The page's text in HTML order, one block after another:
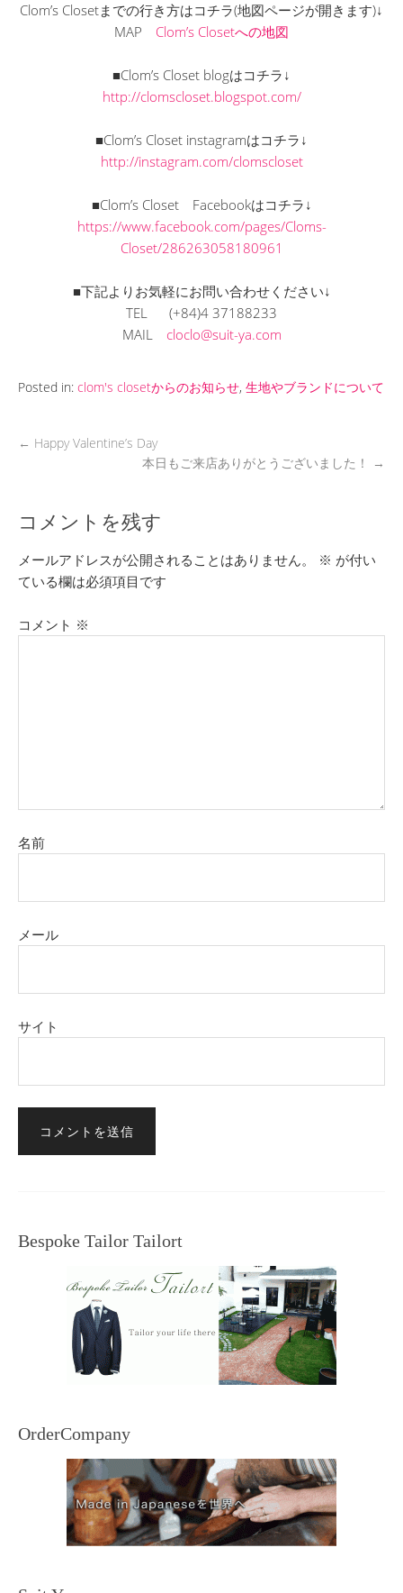
Clom’s Closetまでの行き方はコチラ(地図ページが開きます)↓
MAP Clom’s Closetへの地図
■Clom’s Closet blogはコチラ↓
http://clomscloset.blogspot.com/
■Clom’s Closet instagramはコチラ↓
http://instagram.com/clomscloset
■Clom’s Closet Facebookはコチラ↓
https://www.facebook.com/pages/Cloms-
Closet/286263058180961
■下記よりお気軽にお問い合わせください↓
TEL (+84)4 37188233
MAIL cloclo@suit-ya.com
Posted in: clom's closetからのお知らせ, 生地やブランドについて
← Happy Valentine’s Day
本日もご来店ありがとうございました！
→
コメントを残す
メールアドレスが公開されることはありません。 ※ が付い
ている欄は必須項目です
コメント ※
名前
メール
サイト
Bespoke Tailor Tailort
OrderCompany